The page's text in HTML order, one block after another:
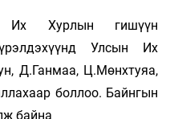
Их Хурлын гишүүн
Улсын Их
Д.Ганмаа, Ц.Мөнхтуяа,
боллоо. Байнгын
байна